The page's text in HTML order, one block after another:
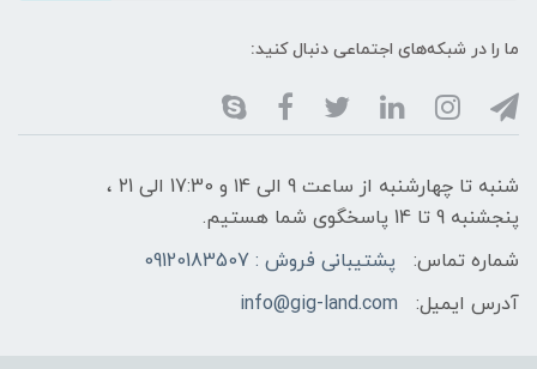
ما را در شبکه‌های اجتماعی دنبال کنید:
شنبه تا چهارشنبه از ساعت 9 الی ۱4 و 17:30 الی ۲1 ،
پنجشنبه 9 تا 14 پاسخگوی شما هستیم.
شماره تماس:
پشتیبانی فروش : 09120183507
آدرس ایمیل:
info@gig-land.com